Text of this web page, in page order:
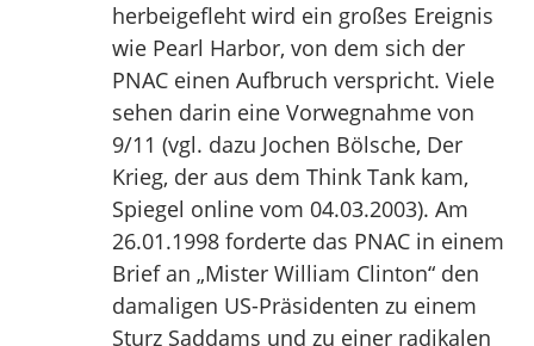
herbeigefleht wird ein großes Ereignis
wie Pearl Harbor, von dem sich der
PNAC einen Aufbruch verspricht. Viele
sehen darin eine Vorwegnahme von
9/11 (vgl. dazu Jochen Bölsche, Der
Krieg, der aus dem Think Tank kam,
Spiegel online vom 04.03.2003). Am
26.01.1998 forderte das PNAC in einem
Brief an „Mister William Clinton“ den
damaligen US-Präsidenten zu einem
Sturz Saddams und zu einer radikalen